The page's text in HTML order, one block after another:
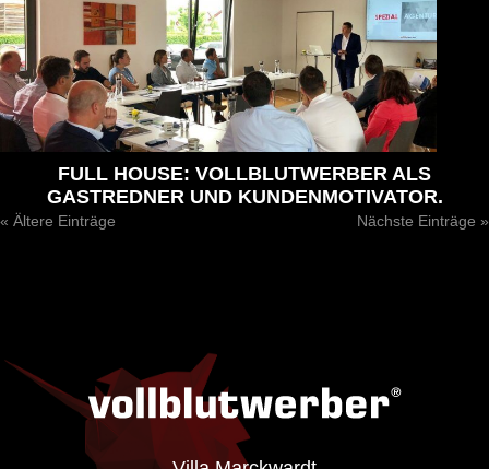
FULL HOUSE: VOLLBLUTWERBER ALS
GASTREDNER UND KUNDENMOTIVATOR.
« Ältere Einträge Nächste Einträge »